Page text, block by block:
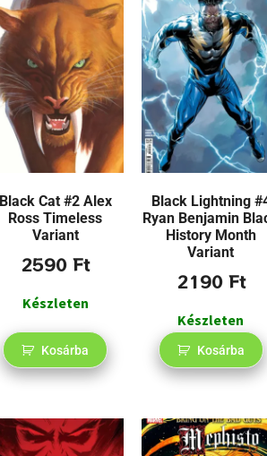
Black Cat #2 Alex
Ross Timeless
Variant
2590 Ft
Készleten
Kosárba
Black Lightning
Ryan Benjamin
History Month
Variant
2190 Ft
Készleten
Kosárba